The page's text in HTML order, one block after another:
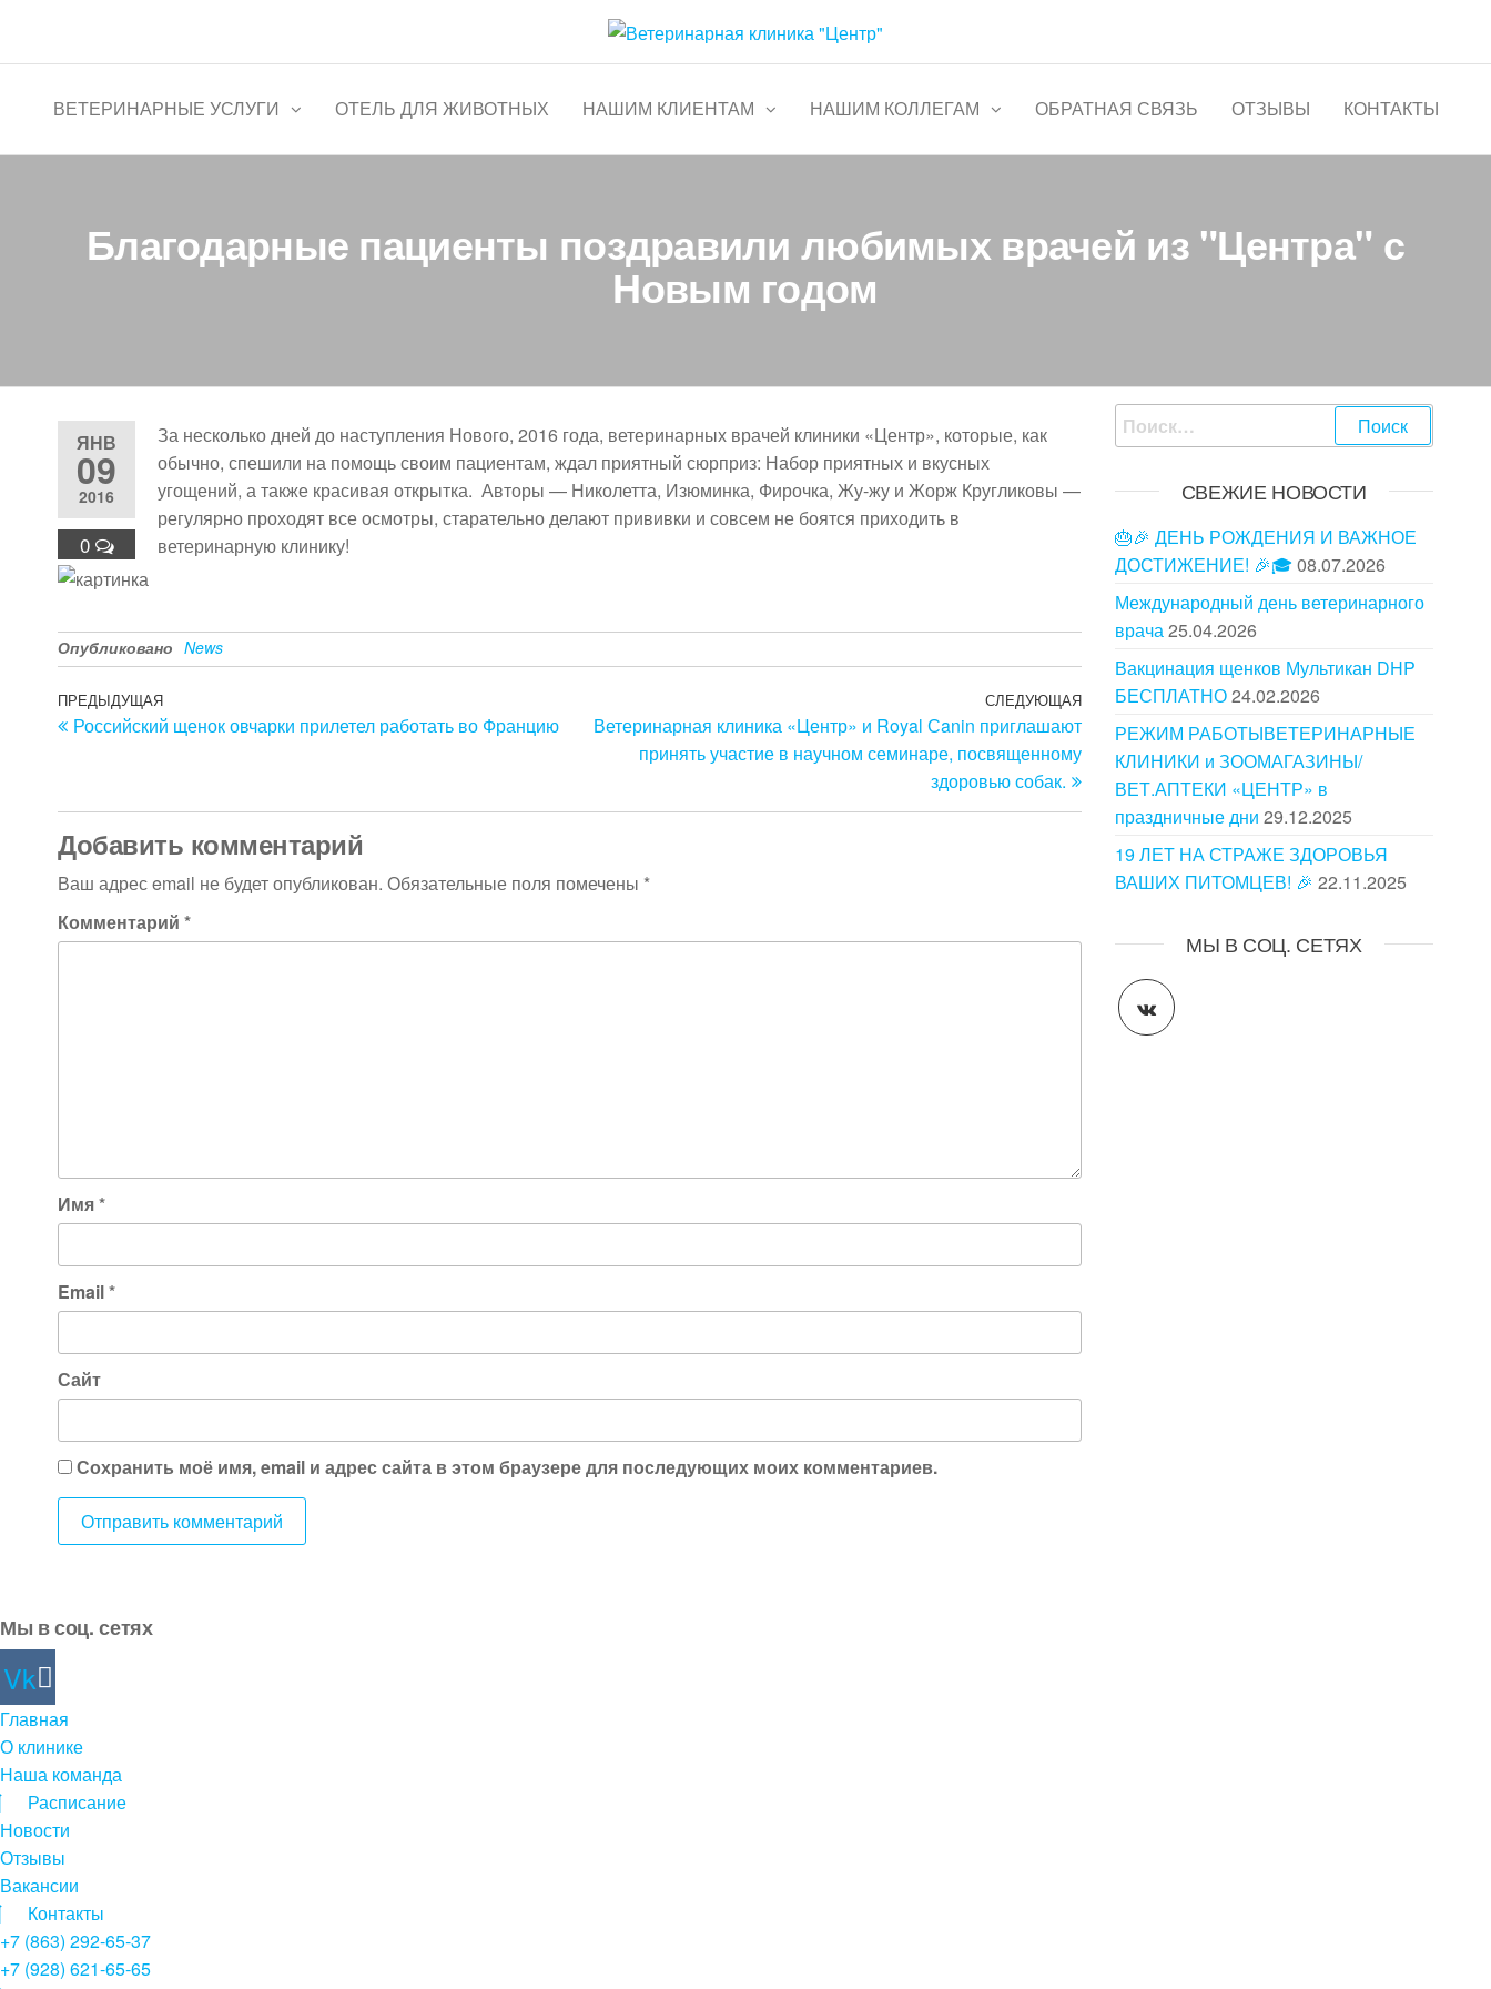
содержимомуВетеринарная клиника "Центр" Круглосуточно
ВЕТЕРИНАРНЫЕ УСЛУГИ ОТЕЛЬ ДЛЯ ЖИВОТНЫХ НАШИМ КЛИЕНТАМ НАШИМ КОЛЛЕГАМ ОБРАТНАЯ СВЯЗЬ ОТЗЫВЫ КОНТАКТЫ
Благодарные пациенты поздравили любимых врачей из "Центра" с
Новым годом
ЯНВ
09
2016
0
За несколько дней до наступления Нового, 2016 года, ветеринарных врачей клиники «Центр», которые, как
обычно, спешили на помощь своим пациентам, ждал приятный сюрприз: Набор приятных и вкусных
угощений, а также красивая открытка. Авторы — Николетта, Изюминка, Фирочка, Жу-жу и Жорж Кругликовы —
регулярно проходят все осмотры, старательно делают прививки и совсем не боятся приходить в
ветеринарную клинику!
Опубликовано News
Навигация
по
Предыдущая
запись
ПРЕДЫДУЩАЯ
Российский щенок овчарки прилетел работать во Францию
Следующая
запись
СЛЕДУЮЩАЯ
Ветеринарная клиника «Центр» и Royal Сanin приглашают
принять участие в научном семинаре, посвященному
здоровью собак.
Добавить комментарий
Ваш адрес email не будет опубликован. Обязательные поля помечены *
Комментарий *
Имя*
Email*
Сайт
Сохранить моё имя, email и адрес сайта в этом браузере для последующих моих комментариев.
Найти:
СВЕЖИЕ НОВОСТИ
🎂🎉 ДЕНЬ РОЖДЕНИЯ И ВАЖНОЕ
ДОСТИЖЕНИЕ! 🎉🎓08.07.2026
Международный день ветеринарного
врача25.04.2026
Вакцинация щенков Мультикан DHP
БЕСПЛАТНО24.02.2026
РЕЖИМ РАБОТЫВЕТЕРИНАРНЫЕ
КЛИНИКИ и ЗООМАГАЗИНЫ/
ВЕТ.АПТЕКИ «ЦЕНТР» в
праздничные дни 29.12.2025
19 ЛЕТ НА СТРАЖЕ ЗДОРОВЬЯ
ВАШИХ ПИТОМЦЕВ! 🎉 22.11.2025
МЫ В СОЦ. СЕТЯХ
Мы в соц. сетях
Vk
Главная
О клинике
Наша команда
Расписание
Новости
Отзывы
Вакансии
Контакты
+7 (863) 292-65-37
+7 (928) 621-65-65